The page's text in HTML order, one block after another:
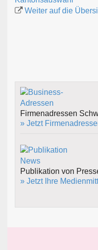
Weiter auf die
Firmenadressen
» Jetzt
Publikation von
» Jetzt Ihre